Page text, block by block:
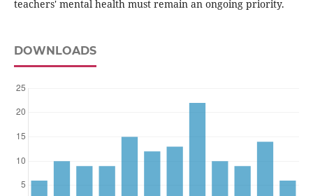
teachers' mental health must remain an ongoing priority.
DOWNLOADS